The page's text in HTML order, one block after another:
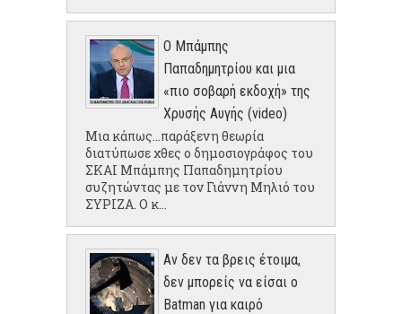
Ο Μπάμπης
Παπαδημητρίου και μια
«πιο σοβαρή εκδοχή» της
Χρυσής Αυγής (video)
Μια κάπως...παράξενη θεωρία
διατύπωσε χθες ο δημοσιογράφος του
ΣΚΑΙ Μπάμπης Παπαδημητρίου
συζητώντας με τον Γιάννη Μηλιό του
ΣΥΡΙΖΑ. Ο κ...
Αν δεν τα βρεις έτοιμα,
δεν μπορείς να είσαι ο
Batman για καιρό